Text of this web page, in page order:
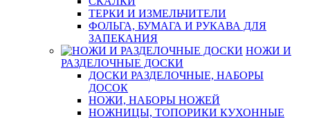
ТЕРКИ И ИЗМЕЛЬЧИТЕЛИ
ФОЛЬГА, БУМАГА И РУКАВА ДЛЯ
ЗАПЕКАНИЯ
НОЖИ И
РАЗДЕЛОЧНЫЕ ДОСКИ
ДОСКИ РАЗДЕЛОЧНЫЕ, НАБОРЫ
ДОСОК
НОЖИ, НАБОРЫ НОЖЕЙ
НОЖНИЦЫ, ТОПОРИКИ КУХОННЫЕ